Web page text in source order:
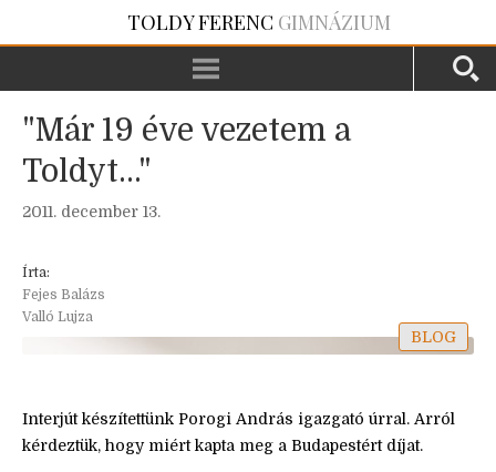
TOLDY FERENC GIMNÁZIUM
"Már 19 éve vezetem a
Toldyt..."
2011. december 13.
Írta:
Fejes Balázs
Valló Lujza
BLOG
Interjút készítettünk Porogi András igazgató úrral. Arról
kérdeztük, hogy miért kapta meg a Budapestért díjat.